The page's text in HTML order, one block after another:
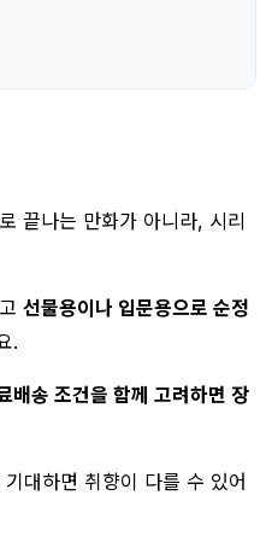
끝나는 만화가 아니라, 시리
선물용이나 입문용으로 순정
.
송 조건을 함께 고려하면 장
대하면 취향이 다를 수 있어